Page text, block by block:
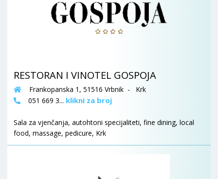
RESTORAN I VINOTEL GOSPOJA
Frankopanska 1, 51516 Vrbnik - Krk
051 669 3... klikni za broj
Sala za vjenčanja, autohtoni specijaliteti, fine dining, local
food, massage, pedicure, Krk